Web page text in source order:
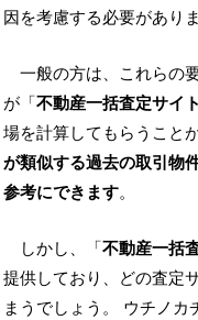
因を考慮する必要がありま
一般の方は、これらの
が「不動産一括査定サイト
場を計算してもらうこと
が類似する過去の取引物
参考にできます。
しかし、「不動産一括
提供しており、どの査定
まうでしょう。 ウチノカ